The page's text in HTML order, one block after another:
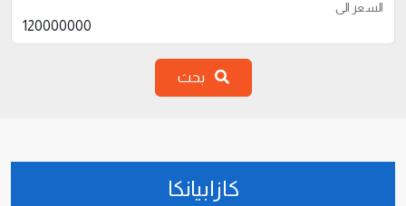
السعر الى
بحث
كازابيانكا